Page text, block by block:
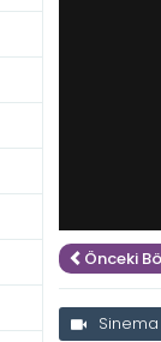
Önceki